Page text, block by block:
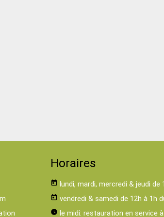
Horaires
today lundi, mardi, mercredi & jeudi de
today vendredi & samedi de 12h à 1h
watch_later le midi: restauration en service